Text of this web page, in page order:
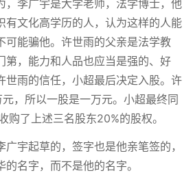
，李广宇是大学老师，法学博士，他
有文化高学历的人，认为这样的人能
可能骗他。许世雨的父亲是法学教
第，能力和人品也应当是强的、好
世雨的信任，小超最后决定入股。许
，所以一股是一万元。小超最终同
购了上述三名股东20%的股权。
广宇起草的，签字也是他亲笔签的，
名字，而不是他的名字。